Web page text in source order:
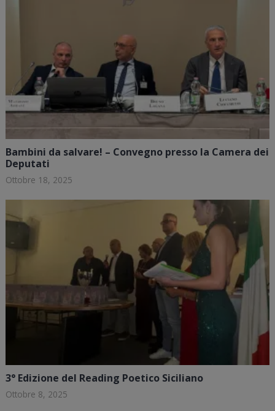
Bambini da salvare! – Convegno presso la Camera dei
Deputati
Ottobre 18, 2025
3° Edizione del Reading Poetico Siciliano
Ottobre 8, 2025